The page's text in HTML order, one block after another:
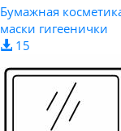
Бумажная
маски гигеенички
15